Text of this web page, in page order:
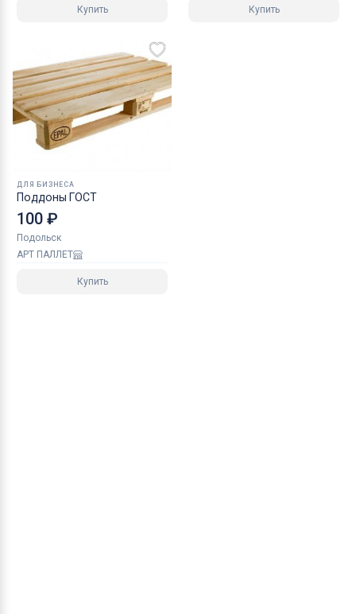
Купить Купить
ДЛЯ БИЗНЕСА
Поддоны ГОСТ
100 ₽
Подольск
АРТ ПАЛЛЕТ
Купить